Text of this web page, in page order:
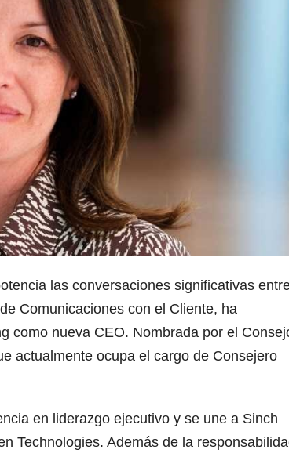
las conversaciones significativas
Comunicaciones con el Cliente, ha
como nueva CEO. Nombrada por el
actualmente ocupa el cargo de Consejero
en liderazgo ejecutivo y se une a Sinch
Technologies. Además de la